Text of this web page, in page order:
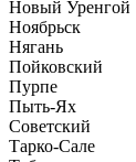
Новый Уренгой
Ноябрьск
Нягань
Пойковский
Пурпе
Пыть-Ях
Советский
Тарко-Сале